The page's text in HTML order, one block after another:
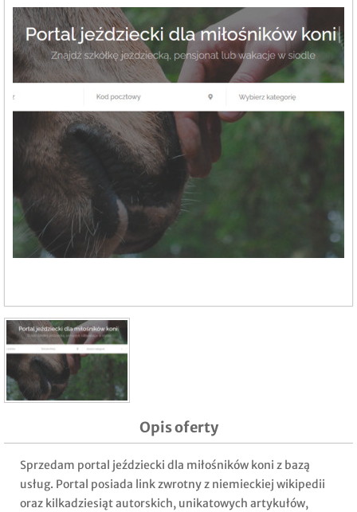
Opis oferty
Sprzedam portal jeździecki dla miłośników koni z bazą
usług. Portal posiada link zwrotny z niemieckiej wikipedii
oraz kilkadziesiąt autorskich, unikatowych artykułów,